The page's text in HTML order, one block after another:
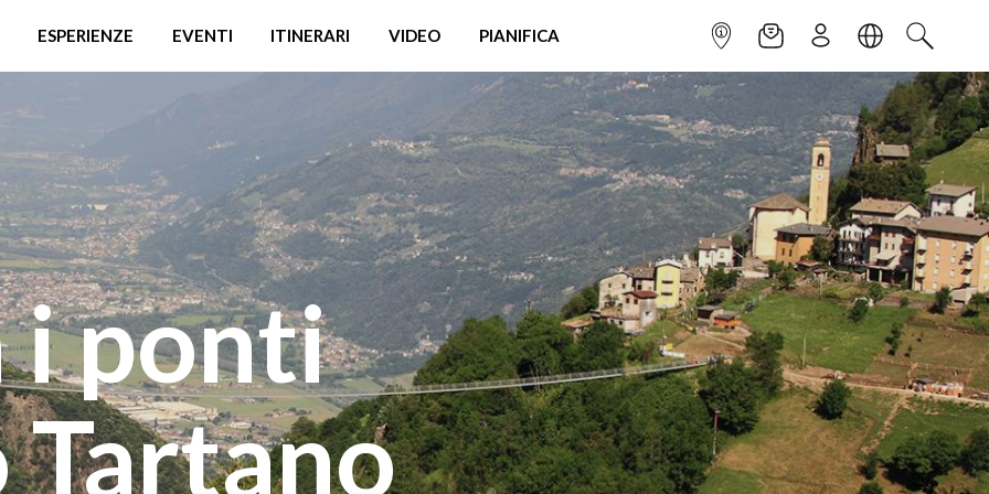
ESPERIENZE EVENTI ITINERARI VIDEO PIANIFICA INFOPOINTNEWSLETTER
ISCRIVITILINGUACERCA
i ponti
Tartano